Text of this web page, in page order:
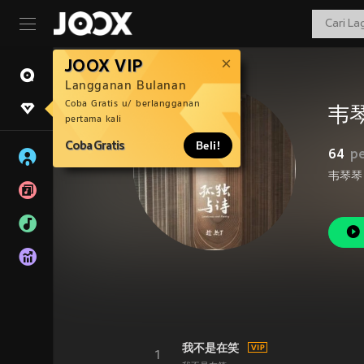
JOOX VIP
Langganan Bulanan
Coba Gratis u/ berlangganan
pertama kali
Coba Gratis Beli!
韦
64
韦琴
1
我不是在笑